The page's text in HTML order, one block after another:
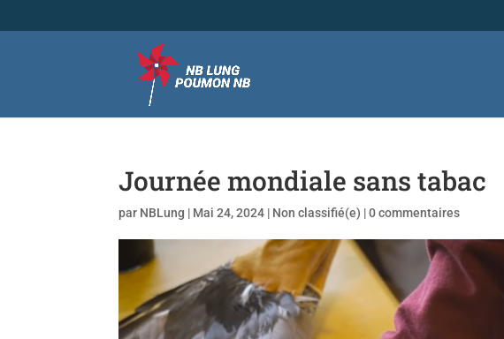
Journée mondiale sans tabac
par NBLung | Mai 24, 2024 | Non classifié(e) |0 commentaires